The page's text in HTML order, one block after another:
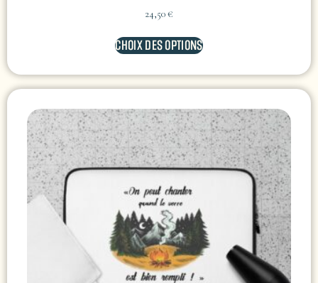
24,50€
CHOIX DES OPTIONS